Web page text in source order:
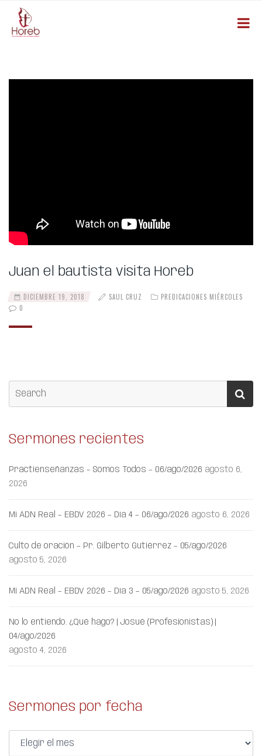
Juan el bautista visita Horeb
DICIEMBRE 19, 2018 SAUL CRUZ
PREDICACIONES MIÉRCOLES
0
Sermones recientes
Practienseñanzas – Somos Todos – 06/ago/2026 agosto 6,
2026
Mi ADN Real – EBDV 2026 – Día 4 – 06/ago/2026 agosto 6, 2026
Culto de oración – Pr. Gilberto Gutiérrez – 05/ago/2026
agosto 5, 2026
Mi ADN Real – EBDV 2026 – Día 3 – 05/ago/2026 agosto 5, 2026
No lo entiendo. ¿Qué hago? | Josué (Profesionistas) |
04/ago/2026
agosto 4, 2026
Sermones por fecha